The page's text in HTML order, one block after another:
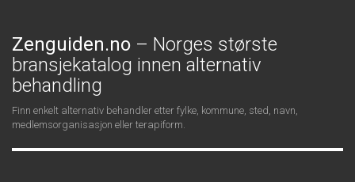
Zenguiden.no – Norges største
bransjekatalog innen alternativ
behandling
Finn enkelt alternativ behandler etter fylke, kommune, sted, navn,
medlemsorganisasjon eller terapiform.